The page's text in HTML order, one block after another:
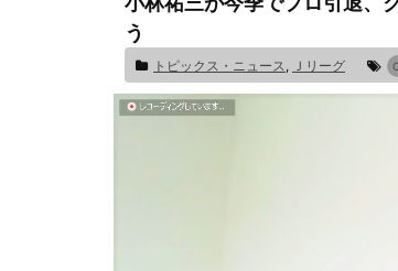
う
トピックス・ニュース, Ｊリーグ